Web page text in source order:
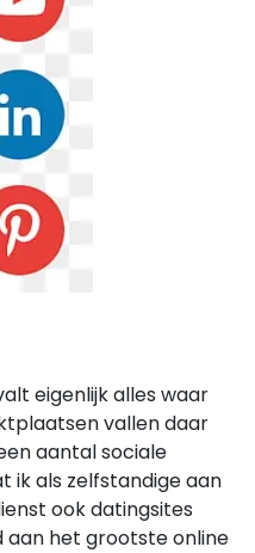
eigenlijk alles waar
vallen daar
aantal sociale
ik als zelfstandige aan
ook datingsites
het grootste online